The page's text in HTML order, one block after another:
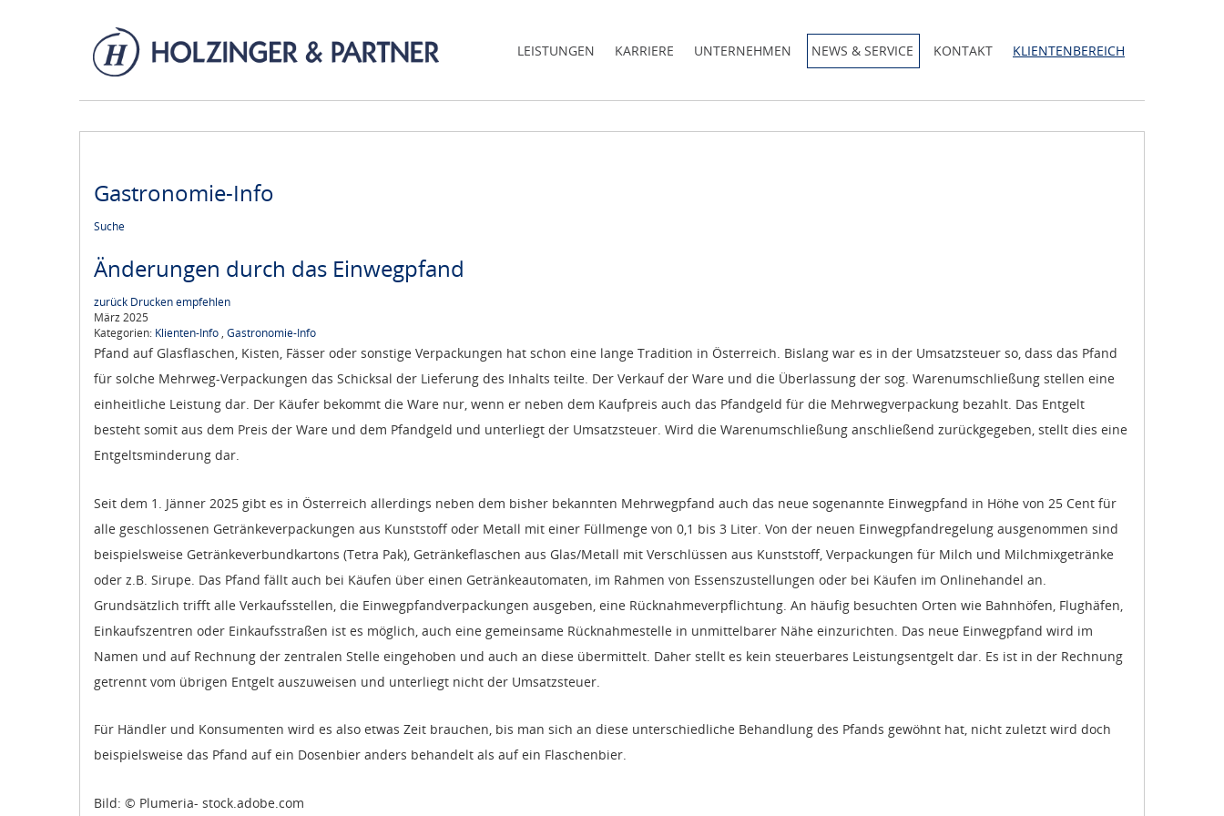
LEISTUNGEN KARRIERE UNTERNEHMEN NEWS & SERVICE KONTAKT KLIENTENBEREICH
Gastronomie-Info
Suche
Änderungen durch das Einwegpfand
zurück Druckenempfehlen
März 2025
Kategorien: Klienten-Info , Gastronomie-Info
Pfand auf Glasflaschen, Kisten, Fässer oder sonstige Verpackungen hat schon eine lange Tradition in Österreich. Bislang war es in der Umsatzsteuer so, dass das Pfand
für solche Mehrweg-Verpackungen das Schicksal der Lieferung des Inhalts teilte. Der Verkauf der Ware und die Überlassung der sog. Warenumschließung stellen eine
einheitliche Leistung dar. Der Käufer bekommt die Ware nur, wenn er neben dem Kaufpreis auch das Pfandgeld für die Mehrwegverpackung bezahlt. Das Entgelt
besteht somit aus dem Preis der Ware und dem Pfandgeld und unterliegt der Umsatzsteuer. Wird die Warenumschließung anschließend zurückgegeben, stellt dies eine
Entgeltsminderung dar.
Seit dem 1. Jänner 2025 gibt es in Österreich allerdings neben dem bisher bekannten Mehrwegpfand auch das neue sogenannte Einwegpfand in Höhe von 25 Cent für
alle geschlossenen Getränkeverpackungen aus Kunststoff oder Metall mit einer Füllmenge von 0,1 bis 3 Liter. Von der neuen Einwegpfandregelung ausgenommen sind
beispielsweise Getränkeverbundkartons (Tetra Pak), Getränkeflaschen aus Glas/Metall mit Verschlüssen aus Kunststoff, Verpackungen für Milch und Milchmixgetränke
oder z.B. Sirupe. Das Pfand fällt auch bei Käufen über einen Getränkeautomaten, im Rahmen von Essenszustellungen oder bei Käufen im Onlinehandel an.
Grundsätzlich trifft alle Verkaufsstellen, die Einwegpfandverpackungen ausgeben, eine Rücknahmeverpflichtung. An häufig besuchten Orten wie Bahnhöfen, Flughäfen,
Einkaufszentren oder Einkaufsstraßen ist es möglich, auch eine gemeinsame Rücknahmestelle in unmittelbarer Nähe einzurichten. Das neue Einwegpfand wird im
Namen und auf Rechnung der zentralen Stelle eingehoben und auch an diese übermittelt. Daher stellt es kein steuerbares Leistungsentgelt dar. Es ist in der Rechnung
getrennt vom übrigen Entgelt auszuweisen und unterliegt nicht der Umsatzsteuer.
Für Händler und Konsumenten wird es also etwas Zeit brauchen, bis man sich an diese unterschiedliche Behandlung des Pfands gewöhnt hat, nicht zuletzt wird doch
beispielsweise das Pfand auf ein Dosenbier anders behandelt als auf ein Flaschenbier.
Bild: © Plumeria- stock.adobe.com